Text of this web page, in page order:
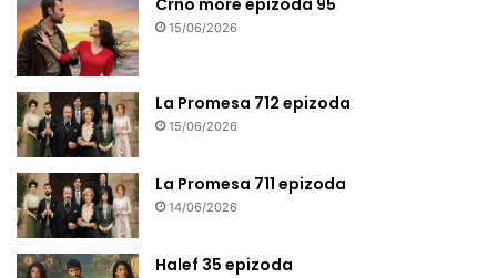
Crno more epizoda 95
15/06/2026
La Promesa 712 epizoda
15/06/2026
La Promesa 711 epizoda
14/06/2026
Halef 35 epizoda